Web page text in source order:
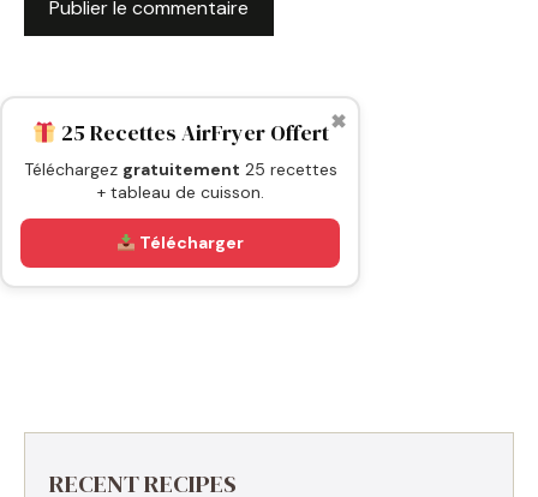
✖
25 Recettes AirFryer Offert
Téléchargez gratuitement 25 recettes
+ tableau de cuisson.
Télécharger
RECENT RECIPES